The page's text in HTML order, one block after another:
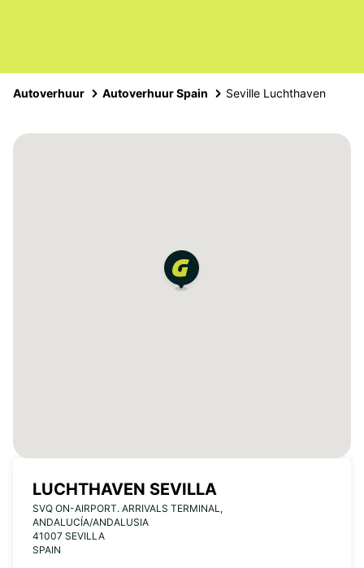
Autoverhuur Autoverhuur Spain Seville Luchthaven
LUCHTHAVEN SEVILLA
SVQ ON-AIRPORT. ARRIVALS TERMINAL,
ANDALUCÍA/ANDALUSIA
41007 SEVILLA
SPAIN